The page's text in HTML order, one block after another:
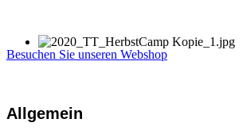
Besuchen Sie unseren Webshop
Allgemein